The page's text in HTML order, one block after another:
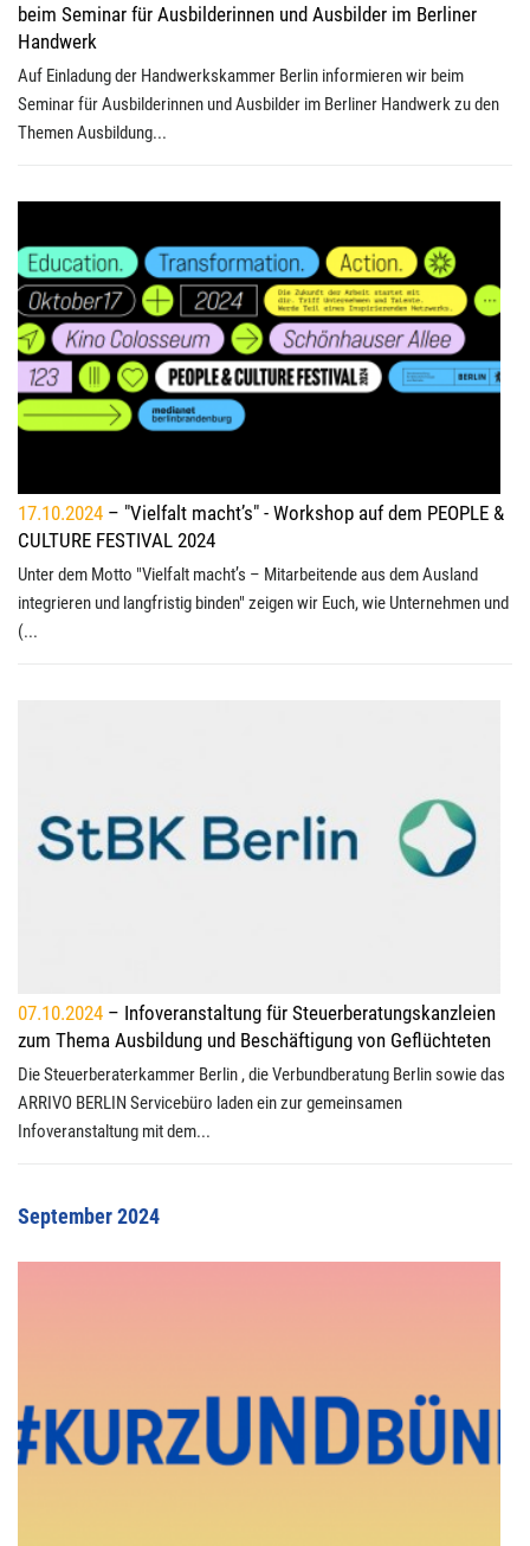
beim Seminar für Ausbilderinnen und Ausbilder im Berliner
Handwerk
Auf Einladung der Handwerkskammer Berlin informieren wir beim
Seminar für Ausbilderinnen und Ausbilder im Berliner Handwerk zu den
Themen Ausbildung...
17.10.2024 – "Vielfalt macht’s" - Workshop auf dem PEOPLE &
CULTURE FESTIVAL 2024
Unter dem Motto "Vielfalt macht’s – Mitarbeitende aus dem Ausland
integrieren und langfristig binden" zeigen wir Euch, wie Unternehmen und
(...
07.10.2024 – Infoveranstaltung für Steuerberatungskanzleien
zum Thema Ausbildung und Beschäftigung von Geflüchteten
Die Steuerberaterkammer Berlin , die Verbundberatung Berlin sowie das
ARRIVO BERLIN Servicebüro laden ein zur gemeinsamen
Infoveranstaltung mit dem...
September 2024